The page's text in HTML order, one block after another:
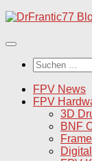
Unter
Inhalt
Suchen
nach:
FPV News
FPV
3D
BNF